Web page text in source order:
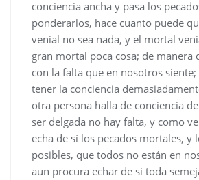
conciencia ancha y pasa los
ponderarlos, hace cuanto puede
venial no sea nada, y el mortal
gran mortal poca cosa; de manera
con la falta que en nosotros
tener la conciencia
otra persona halla de conciencia
ser delgada no hay falta, y como
echa de sí los pecados mortales, y
posibles, que todos no están en
aun procura echar de si toda